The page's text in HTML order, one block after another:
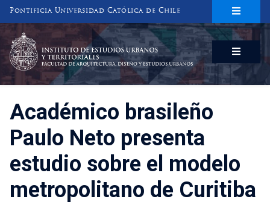
Pontificia Universidad Católica de Chile
INSTITUTO DE ESTUDIOS URBANOS
Y TERRITORIALES
FACULTAD DE ARQUITECTURA, DISEÑO Y ESTUDIOS URBANOS
Académico brasileño
Paulo Neto presenta
estudio sobre el modelo
metropolitano de Curitiba